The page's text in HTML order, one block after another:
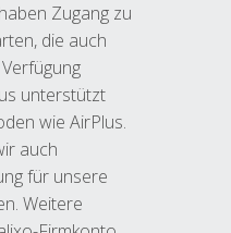
Zugang zu
die auch
unterstützt
wie AirPlus.
auch
für unsere
Weitere